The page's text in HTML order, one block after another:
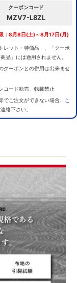
クーポンコード
MZV7-L8ZL
：8月8日(土)～8月17日(月)
レット・特価品」、「クーポ
品」には適用されません。
クーポンとの併用は出来ませ
コード転売、転載禁止
でご注文ができない場合、
こ
絡下さい。
分野で研究開発
ス、ベッドフレ
る全ての商品
ーカー」とし
続けています。